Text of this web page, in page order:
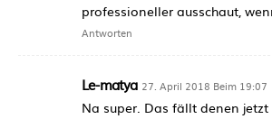
professioneller ausschaut,
Antworten
Le-matya 27. April 2018 Beim 19:07
Na super. Das fällt denen jetzt